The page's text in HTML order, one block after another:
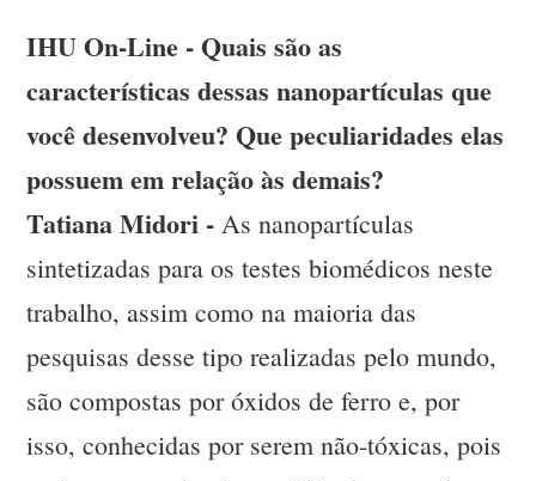
IHU On-Line - Quais são as
características dessas nanopartículas que
você desenvolveu? Que peculiaridades elas
possuem em relação às demais?
Tatiana Midori - As nanopartículas
sintetizadas para os testes biomédicos neste
trabalho, assim como na maioria das
pesquisas desse tipo realizadas pelo mundo,
são compostas por óxidos de ferro e, por
isso, conhecidas por serem não-tóxicas, pois